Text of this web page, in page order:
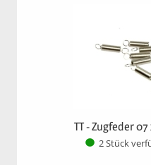
TT - Zugfeder
2 Stück